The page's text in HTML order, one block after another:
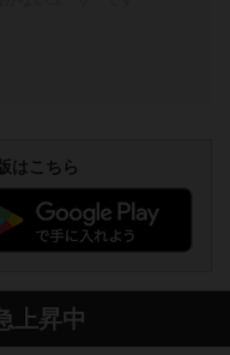
はこちら
上昇中